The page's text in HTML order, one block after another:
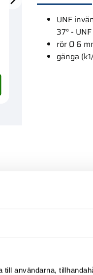
användarna,
Mutter Jic 7/16
17,00:-
UNF
37° -
rör Ø 6
gänga